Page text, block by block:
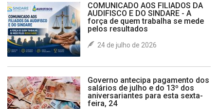
COMUNICADO AOS FILIADOS DA
AUDIFISCO E DO SINDARE - A
força de quem trabalha se mede
pelos resultados
24 de julho de 2026
Governo antecipa pagamento dos
salários de julho e do 13º dos
aniversariantes para esta sexta-
feira, 24